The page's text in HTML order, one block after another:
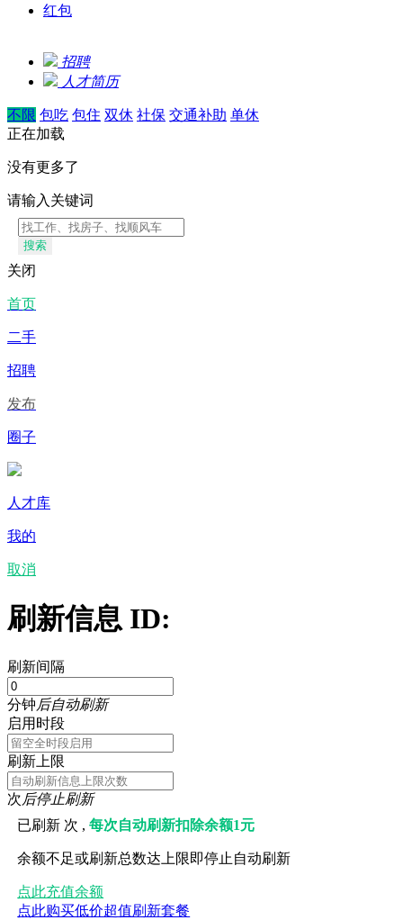
红包
招聘
人才简历
不限 包吃 包住 双休 社保 交通补助 单休
正在加载
没有更多了
请输入关键词
搜索
关闭
首页
二手
招聘
发布
圈子
人才库
我的
取消
刷新信息 ID:
刷新间隔
分钟后自动刷新
启用时段
刷新上限
次后停止刷新
已刷新 次 ,每次自动刷新扣除余额1元
余额不足或刷新总数达上限即停止自动刷新
点此充值余额
点此购买低价超值刷新套餐